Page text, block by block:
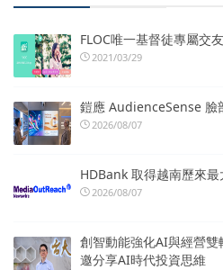
FLOC唯一基督徒專屬交
2021/03/29
鎧應 AudienceSense 臉
2026/08/07
HDBank 取得越南歷來
2026/08/07
創智動能強化AI與經營
邀分享AI時代投資思維